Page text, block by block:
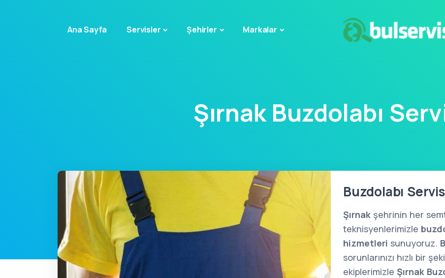
Ana Sayfa Servisler Şehirler Markalar
Şırnak Buzdolabı
Buzdolabı
Şırnak şehrinin her
teknisyenlerimizle
hizmetleri sunuyoruz.
sorunlarınızı hızlı bir
ekiplerimizle Şırnak